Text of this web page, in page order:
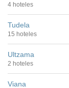
4 hoteles
Tudela
15 hoteles
Ultzama
2 hoteles
Viana